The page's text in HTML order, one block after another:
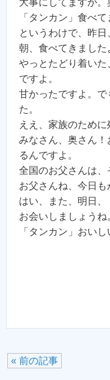
大事にしてますか。
「タンカン」食べて
というわけで、昨
朝、食べてきました
やっとたどり着い
ですよ。
甘かったですよ。
た。
ええ、家族のために
みなさん、奥さん
るんですよ。
全国のお父さんは、
お父さんね、今日も
はい、また、明日、
お会いしましょうね
「タンカン」おいし
« 前の記事